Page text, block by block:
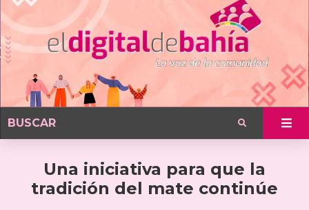
Una iniciativa para que la
tradición del mate continúe